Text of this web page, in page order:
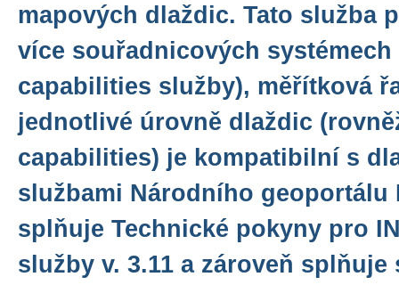
mapových dlaždic. Tato služba
více souřadnicových
capabilities služby), měřítková
jednotlivé úrovně dlaždic
capabilities) je kompatibilní s
službami Národního geoportálu
splňuje Technické pokyny pro
služby v. 3.11 a zároveň splňuje